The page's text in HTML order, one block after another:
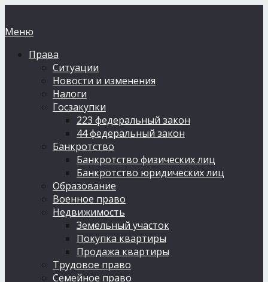
Меню
Права
Ситуации
Новости и изменения
Налоги
Госзакупки
223 федеральный закон
44 федеральный закон
Банкротство
Банкротство физических лиц
Банкротство юридических лиц
Образование
Военное право
Недвижимость
Земельный участок
Покупка квартиры
Продажа квартиры
Трудовое право
Семейное право